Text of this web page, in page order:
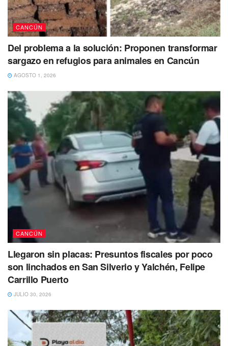
CANCÚN
Del problema a la solución: Proponen transformar
sargazo en refugios para animales en Cancún
AGOSTO 1, 2026
CANCÚN
Llegaron sin placas: Presuntos fiscales por poco
son linchados en San Silverio y Yalchén, Felipe
Carrillo Puerto
JULIO 30, 2026